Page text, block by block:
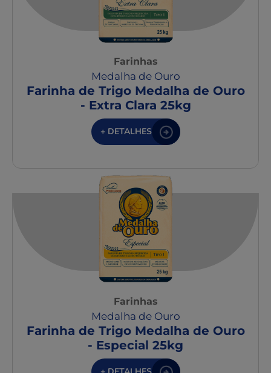
Farinhas
Medalha de Ouro
Farinha de Trigo Medalha de Ouro
- Extra Clara 25kg
+ DETALHES
Farinhas
Medalha de Ouro
Farinha de Trigo Medalha de Ouro
- Especial 25kg